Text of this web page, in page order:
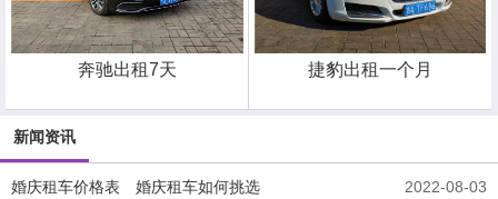
奔驰出租7天 捷豹出租一个月
新闻资讯
婚庆租车价格表 婚庆租车如何挑选
2022-08-03